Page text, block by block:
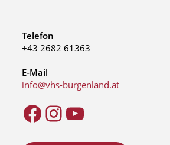
Telefon
+43 2682 61363
E-Mail
info@vhs-burgenland.at